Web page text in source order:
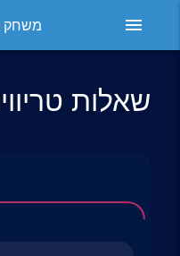
menu משחק
שאלות